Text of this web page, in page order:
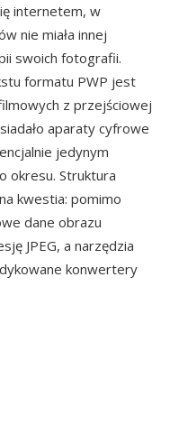
internetem, w
nie miała innej
swoich fotografii.
formatu PWP jest
z przejściowej
aparaty cyfrowe
jedynym
okresu. Struktura
kwestia: pomimo
dane obrazu
JPEG, a narzędzia
konwertery